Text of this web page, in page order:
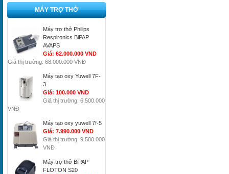
MÁY TRỢ THỞ
Máy trợ thở Philips
Respironics BiPAP
AVAPS
Giá: 62.000.000 VND
Giá thị trường: 68.000.000 VNĐ
Máy tạo oxy Yuwell 7F-
3
Giá: 100.000 VND
Giá thị trường: 6.500.000
VNĐ
Máy tạo oxy yuwell 7f-5
Giá: 7.990.000 VND
Giá thị trường: 9.500.000
VNĐ
Máy trợ thở BiPAP
FLOTON S20